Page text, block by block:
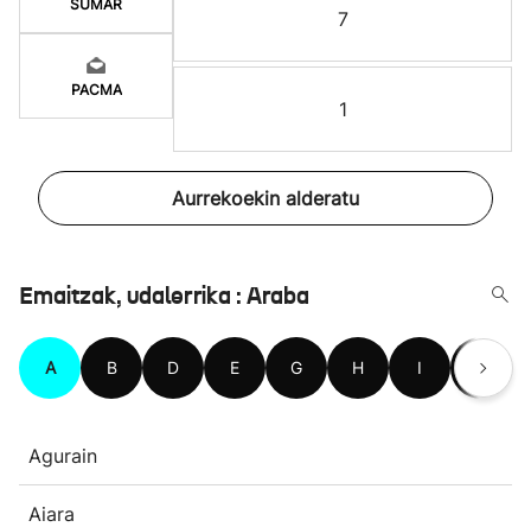
SUMAR
PACMA
7
1
Aurrekoekin alderatu
Emaitzak, udalerrika : Araba
A B D E G H I K
Agurain
Aiara